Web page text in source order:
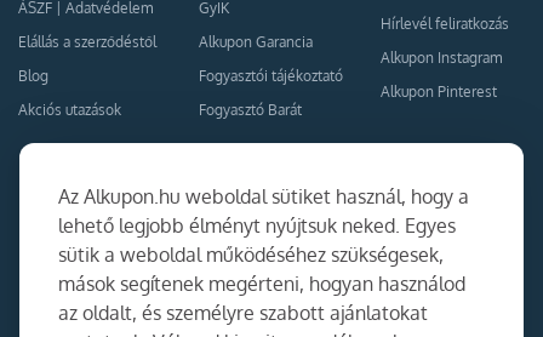
Az Alkupon.hu weboldal sütiket használ, hogy a
lehető legjobb élményt nyújtsuk neked. Egyes
sütik a weboldal működéséhez szükségesek,
mások segítenek megérteni, hogyan használod
az oldalt, és személyre szabott ajánlatokat
ÁSZF
Adatvédelem
Elállás a szerződéstől
Blog
Akciós utazások
GyIK
Alkupon Garancia
Fogyasztói tájékoztató
Fogyasztó Barát
Hírlevél feliratkozás
Alkupon Instagram
Alkupon Pinterest
Együttműködés
Kapcsolat
Ajánlj nekünk!
Partner Belépés